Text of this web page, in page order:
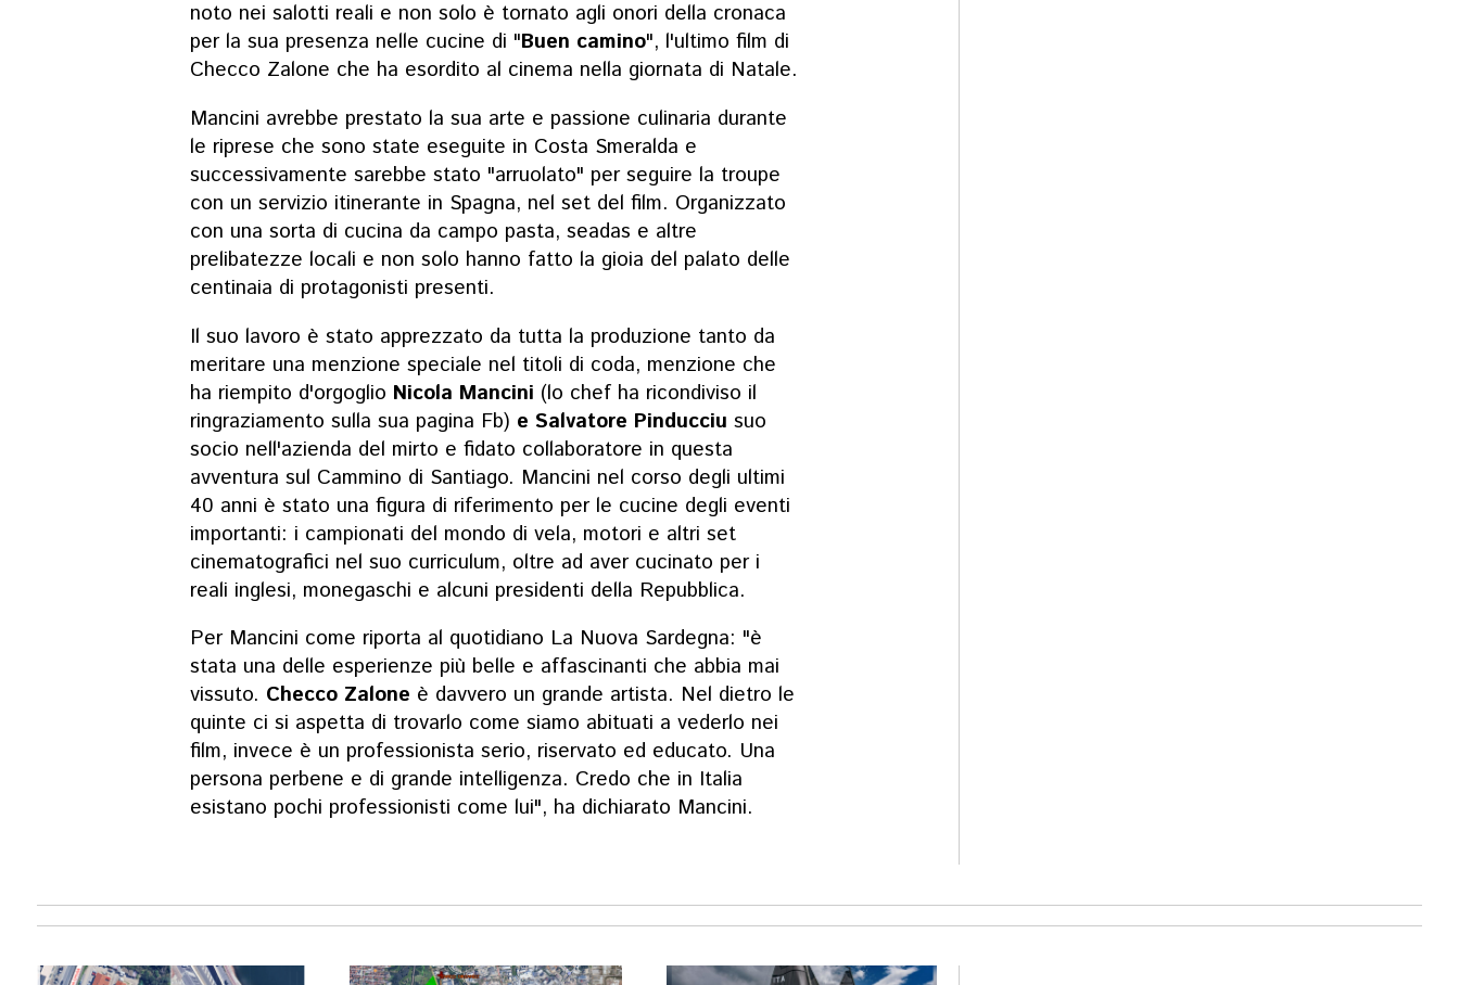
noto nei salotti reali e non solo è tornato agli onori della cronaca
per la sua presenza nelle cucine di "Buen camino", l'ultimo film di
Checco Zalone che ha esordito al cinema nella giornata di Natale.
Mancini avrebbe prestato la sua arte e passione culinaria durante
le riprese che sono state eseguite in Costa Smeralda e
successivamente sarebbe stato "arruolato" per seguire la troupe
con un servizio itinerante in Spagna, nel set del film. Organizzato
con una sorta di cucina da campo pasta, seadas e altre
prelibatezze locali e non solo hanno fatto la gioia del palato delle
centinaia di protagonisti presenti.
Il suo lavoro è stato apprezzato da tutta la produzione tanto da
meritare una menzione speciale nel titoli di coda, menzione che
ha riempito d'orgoglio Nicola Mancini (lo chef ha ricondiviso il
ringraziamento sulla sua pagina Fb) e Salvatore Pinducciusuo
socio nell'azienda del mirto e fidato collaboratore in questa
avventura sul Cammino di Santiago. Mancini nel corso degli ultimi
40 anni è stato una figura di riferimento per le cucine degli eventi
importanti: i campionati del mondo di vela, motori e altri set
cinematografici nel suo curriculum, oltre ad aver cucinato per i
reali inglesi, monegaschi e alcuni presidenti della Repubblica.
Per Mancini come riporta al quotidiano La Nuova Sardegna: "è
stata una delle esperienze più belle e affascinanti che abbia mai
vissuto. Checco Zalone è davvero un grande artista. Nel dietro le
quinte ci si aspetta di trovarlo come siamo abituati a vederlo nei
film, invece è un professionista serio, riservato ed educato. Una
persona perbene e di grande intelligenza. Credo che in Italia
esistano pochi professionisti come lui", ha dichiarato Mancini.